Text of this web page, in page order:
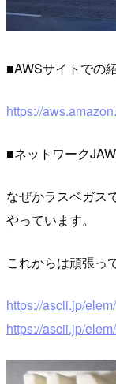
■AWSサイトでの
https://
■ネットワーク
なぜかラスベガス
やっています。
これからは頑張っ
https://ascii.jp/
https://ascii.jp/